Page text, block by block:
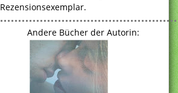
Rezensionsexemplar.
Andere Bücher der Autorin: